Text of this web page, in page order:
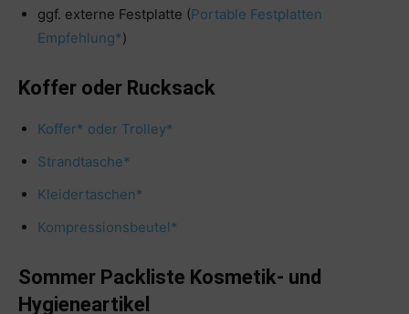
ggf. externe Festplatte (Portable Festplatten
Empfehlung*)
Koffer oder Rucksack
Koffer* oder Trolley*
Strandtasche*
Kleidertaschen*
Kompressionsbeutel*
Sommer Packliste Kosmetik- und
Hygieneartikel